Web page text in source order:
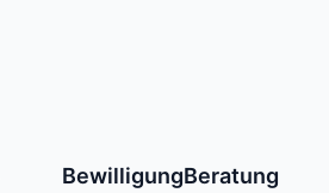
BewilligungBeratung